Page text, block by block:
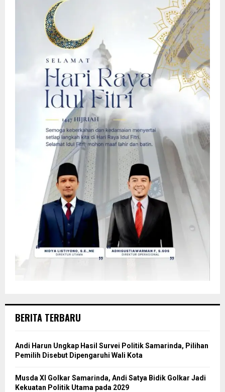
BERITA TERBARU
Andi Harun Ungkap Hasil Survei Politik Samarinda, Pilihan
Pemilih Disebut Dipengaruhi Wali Kota
Musda XI Golkar Samarinda, Andi Satya Bidik Golkar Jadi
Kekuatan Politik Utama pada 2029